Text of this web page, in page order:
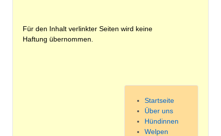
Für den Inhalt verlinkter Seiten wird keine
Haftung übernommen.
Startseite
Über uns
Hündinnen
Welpen